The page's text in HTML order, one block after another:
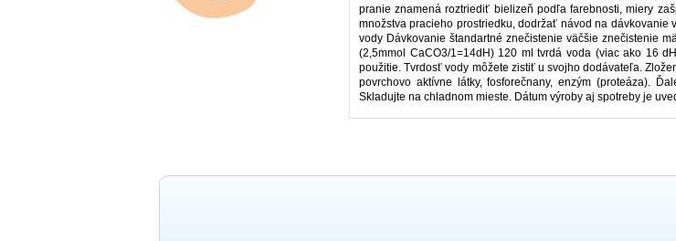
pranie znamená roztriediť bielizeň podľa farebnosti, miery
množstva pracieho prostriedku, dodržať návod na
vody Dávkovanie štandartné znečistenie väčšie znečistenie
(2,5mmol CaCO3/1=14dH) 120 ml tvrdá voda (viac ako 16
použitie. Tvrdosť vody môžete zistiť u svojho dodávateľa.
povrchovo aktívne látky, fosforečnany, enzým (proteáza).
Skladujte na chladnom mieste. Dátum výroby aj spotreby je